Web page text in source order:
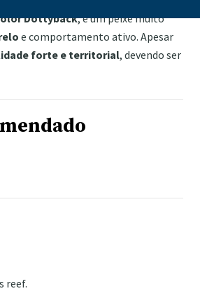
Dottyback, é um peixe muito
e comportamento ativo. Apesar
forte e territorial, devendo ser
reef.